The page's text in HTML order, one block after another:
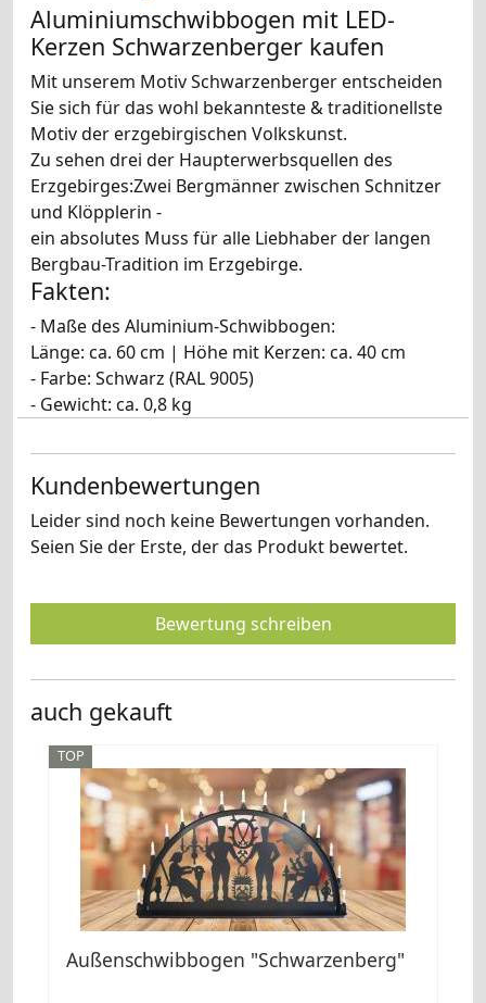
Aluminiumschwibbogen mit LED-
Kerzen Schwarzenberger kaufen
Mit unserem Motiv Schwarzenberger entscheiden
Sie sich für das wohl bekannteste & traditionellste
Motiv der erzgebirgischen Volkskunst.
Zu sehen drei der Haupterwerbsquellen des
Erzgebirges:Zwei Bergmänner zwischen Schnitzer
und Klöpplerin -
ein absolutes Muss für alle Liebhaber der langen
Bergbau-Tradition im Erzgebirge.
Fakten:
- Maße des Aluminium-Schwibbogen:
Länge: ca. 60 cm | Höhe mit Kerzen: ca. 40 cm
- Farbe: Schwarz (RAL 9005)
- Gewicht: ca. 0,8 kg
Kundenbewertungen
Leider sind noch keine Bewertungen vorhanden.
Seien Sie der Erste, der das Produkt bewertet.
Bewertung schreiben
auch gekauft
TOP
Außenschwibbogen "Schwarzenberg"